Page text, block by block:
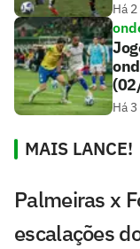
Há
Há
MAIS LANCE!
Palmeiras x
escalações